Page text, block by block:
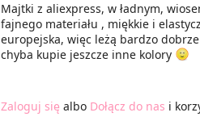
Majtki z aliexpress, w ładnym,
fajnego materiału , miękkie i
europejska, więc leżą bardzo dobrze
chyba kupie jeszcze inne kolory
Zaloguj się albo Dołącz do nas i